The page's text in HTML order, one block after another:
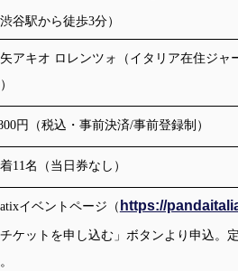
渋谷駅から徒歩3分）
アキオ ロレンツォ（イタリア在住ジャ
円（税込・事前決済/事前登録制）
11名（当日券なし）
イベントページ（ https://
チケットを申し込む」ボタンより申込。